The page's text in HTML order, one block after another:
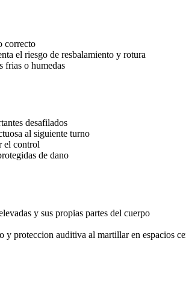
correcto
el riesgo de resbalamiento y rotura
frias o humedas
desafilados
al siguiente turno
el control
de dano
y sus propias partes del cuerpo
y proteccion auditiva al martillar en espacios